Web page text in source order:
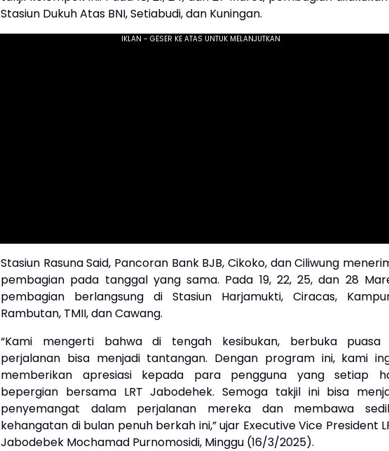
Stasiun Dukuh Atas BNI, Setiabudi, dan Kuningan.
Stasiun Rasuna Said, Pancoran Bank BJB, Cikoko, dan Ciliwung
pembagian pada tanggal yang sama. Pada 19, 22, 25, dan 28
pembagian berlangsung di Stasiun Harjamukti, Ciracas,
Rambutan, TMII, dan Cawang.
“Kami mengerti bahwa di tengah kesibukan, berbuka puasa
perjalanan bisa menjadi tantangan. Dengan program ini, kami
memberikan apresiasi kepada para pengguna yang setiap
bepergian bersama LRT Jabodehek. Semoga takjil ini bisa
penyemangat dalam perjalanan mereka dan membawa
kehangatan di bulan penuh berkah ini,” ujar Executive Vice President
Jabodebek Mochamad Purnomosidi, Minggu (16/3/2025).